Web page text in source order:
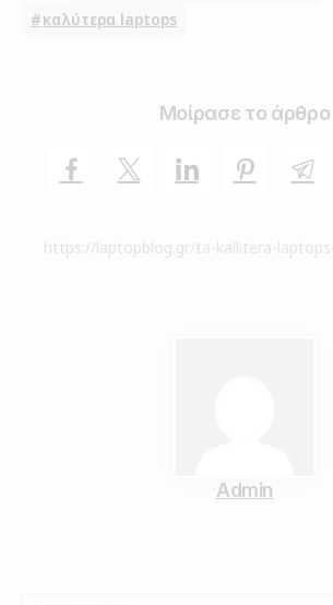
καλύτερα laptops
Μοίρασε το άρθρο
Admin